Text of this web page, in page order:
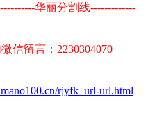
华丽分割线-------------
信留言：2230304070
rjyfk_url-url.html